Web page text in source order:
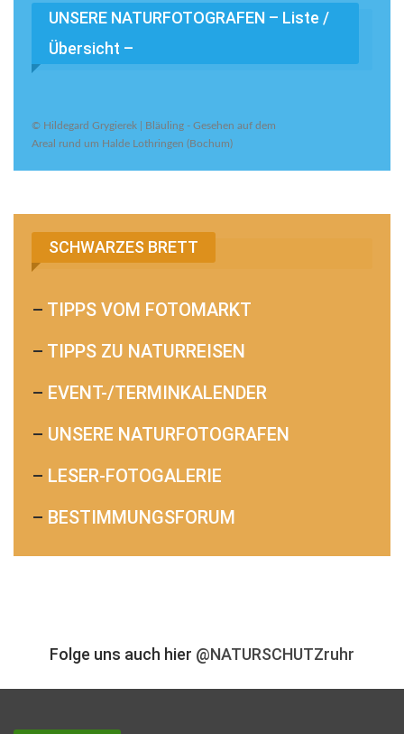
UNSERE NATURFOTOGRAFEN – Liste /
Übersicht –
© Hildegard Grygierek | Bläuling - Gesehen auf dem
Areal rund um Halde Lothringen (Bochum)
SCHWARZES BRETT
– TIPPS VOM FOTOMARKT
– TIPPS ZU NATURREISEN
– EVENT-/TERMINKALENDER
– UNSERE NATURFOTOGRAFEN
– LESER-FOTOGALERIE
– BESTIMMUNGSFORUM
Folge uns auch hier @NATURSCHUTZruhr